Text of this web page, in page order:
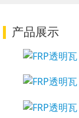
产品展示